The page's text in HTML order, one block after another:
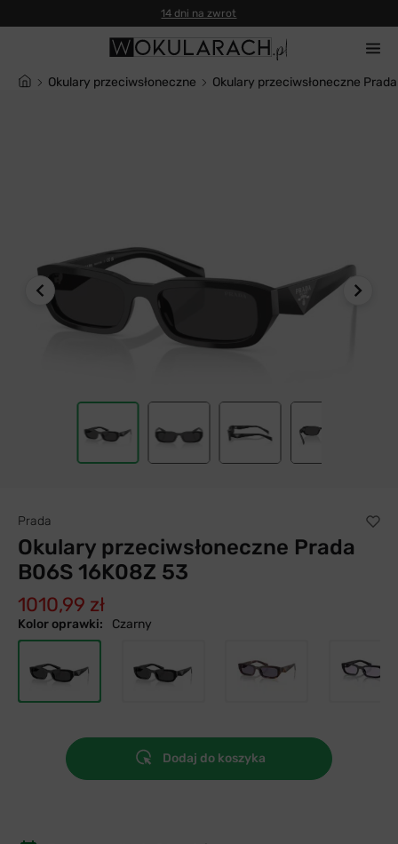
14 dni na zwrot
Okulary przeciwsłoneczne Okulary przeciwsłoneczne
Prada
Okulary przeciwsłoneczne Prada
B06S 16K08Z 53
1010,99 zł
Kolor oprawki: Czarny
Dodaj do koszyka